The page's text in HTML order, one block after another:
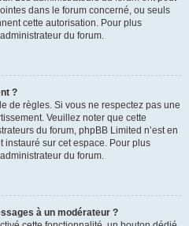
dans le forum concerné, ou seuls
cette autorisation. Pour plus
du forum.
?
de règles. Si vous ne respectez pas une
Veuillez noter que cette
du forum, phpBB Limited n’est en
sur cet espace. Pour plus
du forum.
à un modérateur ?